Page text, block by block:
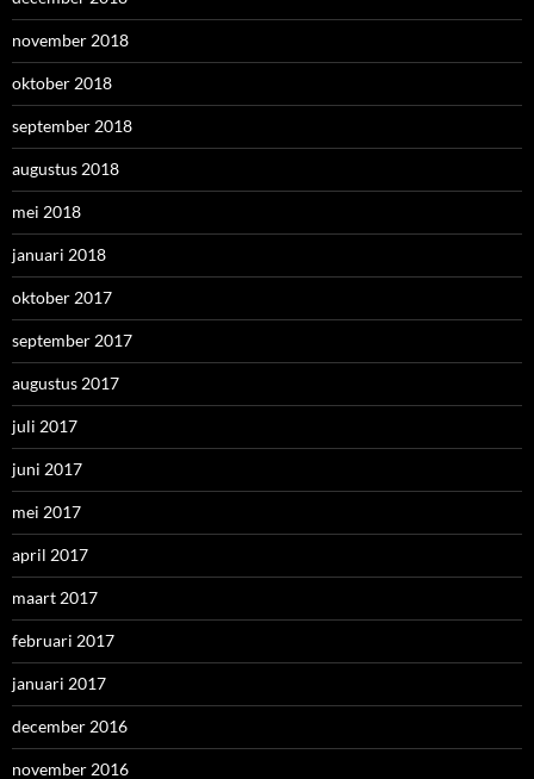
november 2018
oktober 2018
september 2018
augustus 2018
mei 2018
januari 2018
oktober 2017
september 2017
augustus 2017
juli 2017
juni 2017
mei 2017
april 2017
maart 2017
februari 2017
januari 2017
december 2016
november 2016